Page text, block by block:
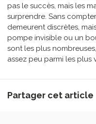
pas le succès, mais les
surprendre. Sans
demeurent discrètes,
pompe invisible ou un
sont les plus
assez peu parmi les plus
Partager cet article